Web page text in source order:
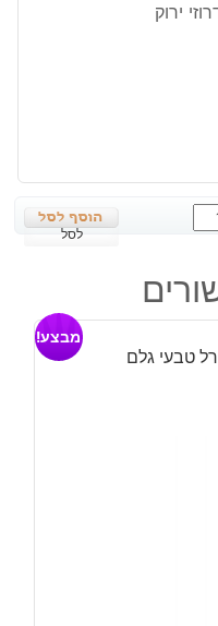
ירוק
לסל
טבעי גלם
מבצע!